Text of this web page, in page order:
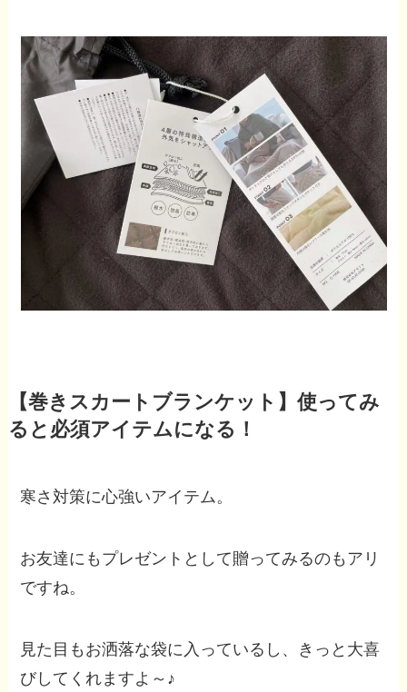
【巻きスカートブランケット】使ってみ
ると必須アイテムになる！
寒さ対策に心強いアイテム。
お友達にもプレゼントとして贈ってみるのもアリ
ですね。
見た目もお洒落な袋に入っているし、きっと大喜
びしてくれますよ～♪